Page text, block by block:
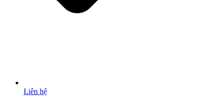
Liên hệ